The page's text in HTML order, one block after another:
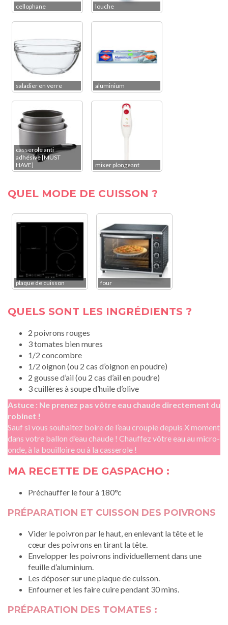
cellophane louche
saladier en verre aluminium
casserole anti
adhésive [MUST
HAVE]
mixer plongeant
QUEL MODE DE CUISSON ?
plaque de cuisson four
QUELS SONT LES INGRÉDIENTS ?
2 poivrons rouges
3 tomates bien mures
1/2 concombre
1/2 oignon (ou 2 cas d’oignon en poudre)
2 gousse d’ail (ou 2 cas d’ail en poudre)
3 cuillères à soupe d’huile d’olive
Astuce : Ne prenez pas vôtre eau chaude directement du
robinet !
Sauf si vous souhaitez boire de l’eau croupie depuis X moment
dans votre ballon d’eau chaude ! Chauffez vôtre eau au micro-
onde, à la bouilloire ou à la casserole !
MA RECETTE DE GASPACHO :
Préchauffer le four à 180°c
PRÉPARATION ET CUISSON DES POIVRONS
Vider le poivron par le haut, en enlevant la tête et le
cœur des poivrons en tirant la tête.
Envelopper les poivrons individuellement dans une
feuille d’aluminium.
Les déposer sur une plaque de cuisson.
Enfourner et les faire cuire pendant 30 mins.
PRÉPARATION DES TOMATES :